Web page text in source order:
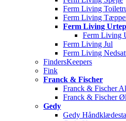
Ferm Living
Ferm Living
Ferm Living
Ferm Living
Ferm Living Jul
Ferm Living
FindersKeepers
Fink
Franck & Fischer
Franck & Fischer
Franck & Fischer
Gedy
Gedy